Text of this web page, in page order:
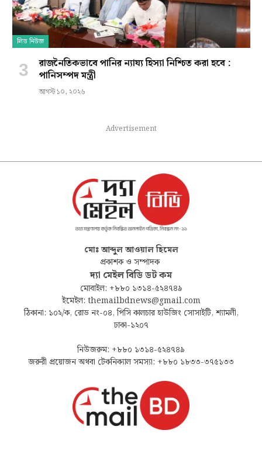
লিড নিউজ
রাজনৈতিকভাবে পানির ন্যায্য হিস্যা নিশ্চিত করা হবে :
পানিসম্পদ মন্ত্রী
আগস্ট ১০, ২০২৬
Advertisement
মোঃ আব্দুল আওয়াল হিমেল
প্রকাশক ও সম্পাদক
দ্যা মেইল বিডি ডট কম
মোবাইল: +৮৮০ ১৩১৪-৫২৪৭৪৯
ইমেইল: themailbdnews@gmail.com
ঠিকানা: ১০২/ক, রোড নং-০৪, পিসি কালচার হাউজিং সোসাইটি, শ্যামলী,
ঢাকা-১২০৭
নিউজরুম: +৮৮০ ১৩১৪-৫২৪৭৪৯
জরুরী প্রয়োজন অথবা টেকনিক্যাল সমস্যা: +৮৮০ ১৮৩৩-৩৭৫১৩৩